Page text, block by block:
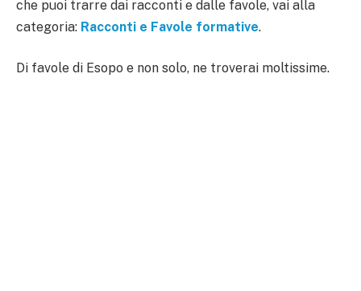
che puoi trarre dai racconti e dalle favole, vai alla
categoria: Racconti e Favole formative.
Di favole di Esopo e non solo, ne troverai moltissime.